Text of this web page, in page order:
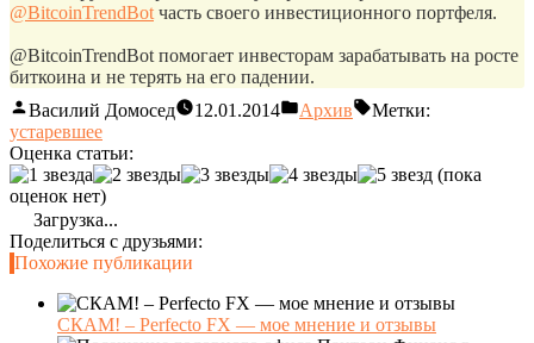
@BitcoinTrendBot часть своего инвестиционного портфеля.
@BitcoinTrendBot помогает инвесторам зарабатывать на росте
биткоина и не терять на его падении.
Василий Домосед
12.01.2014 Архив
Метки:
устаревшее
Оценка статьи:
(пока
оценок нет)
Загрузка...
Поделиться с друзьями:
Похожие публикации
СКАМ! – Perfecto FX — мое мнение и отзывы